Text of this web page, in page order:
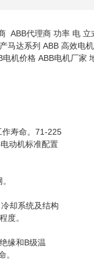
ABB代理商 功率 电
马达系列 ABB 高效
机价格 ABB电机厂家
作寿命。71-225
动机标准配置
却系统及结构
度。
缘和B级温
。